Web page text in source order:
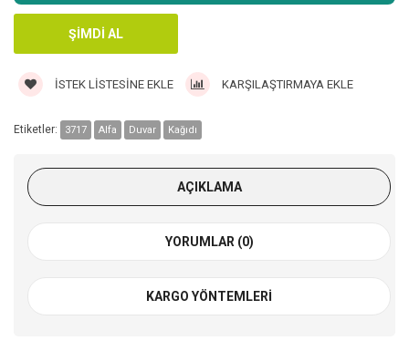
İSTEK LISTESINE EKLE KARŞILAŞTIRMAYA EKLE
Etiketler: 3717 Alfa Duvar Kağıdı
AÇIKLAMA
YORUMLAR (0)
KARGO YÖNTEMLERI